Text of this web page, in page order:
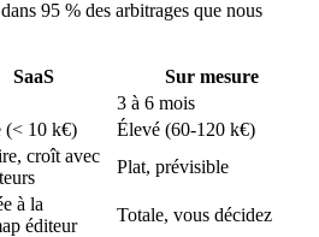
95 % des arbitrages que nous
SaaS
Sur mesure
3 à 6 mois
(< 10 k€)
Élevé (60-120 k€)
croît avec
Plat, prévisible
à la
éditeur
Totale, vous décidez